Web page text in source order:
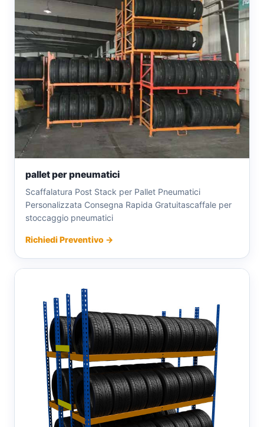
pallet per pneumatici
Scaffalatura Post Stack per Pallet Pneumatici
Personalizzata Consegna Rapida Gratuitascaffale per
stoccaggio pneumatici
Richiedi Preventivo →